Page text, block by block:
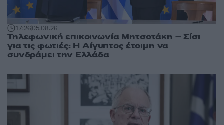
17:2605.08.26
Τηλεφωνική επικοινωνία Μητσοτάκη – Σίσι
για τις φωτιές: Η Αίγυπτος έτοιμη να
συνδράμει την Ελλάδα